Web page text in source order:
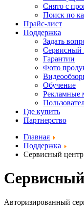
Снято с
Поиск по
Прайс-лист
Поддержка
Задать
Сервисный
Гарантии
Фото
Обучение
Рекламные
Где купить
Партнерство
Главная
Поддержка
Сервисный центр
Авторизированный